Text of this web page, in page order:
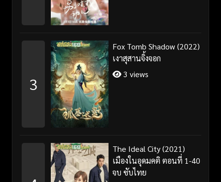
3
Fox Tomb Shadow (2022)
เงาสุสานจิ้งจอก
3 views
The Ideal City (2021)
เมืองในอุดมคติ ตอนที่ 1-40
จบ ซับไทย